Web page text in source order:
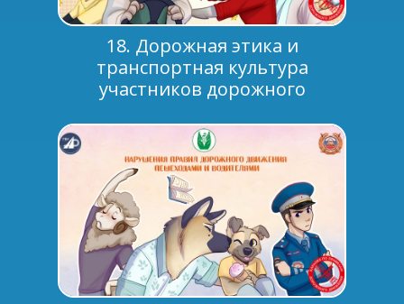
18. Дорожная этика и
транспортная культура
участников дорожного